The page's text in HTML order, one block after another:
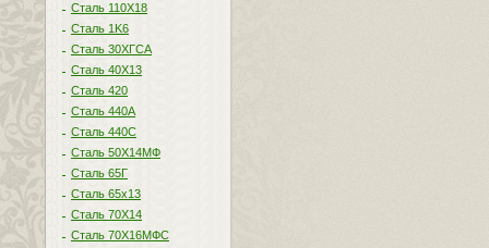
Сталь 110Х18
Сталь 1K6
Сталь 30ХГСА
Сталь 40Х13
Сталь 420
Сталь 440A
Сталь 440С
Сталь 50Х14МФ
Сталь 65Г
Сталь 65х13
Сталь 70Х14
Сталь 70Х16МФС